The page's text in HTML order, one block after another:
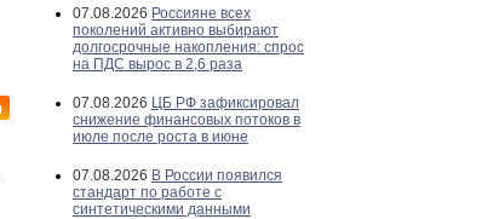
07.08.2026 Россияне всех
поколений активно выбирают
долгосрочные накопления: спрос
на ПДС вырос в 2,6 раза
07.08.2026 ЦБ РФ зафиксировал
снижение финансовых потоков в
июле после роста в июне
07.08.2026 В России появился
стандарт по работе с
синтетическими данными